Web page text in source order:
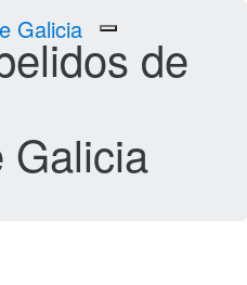
Toggle
navigation
Galicia